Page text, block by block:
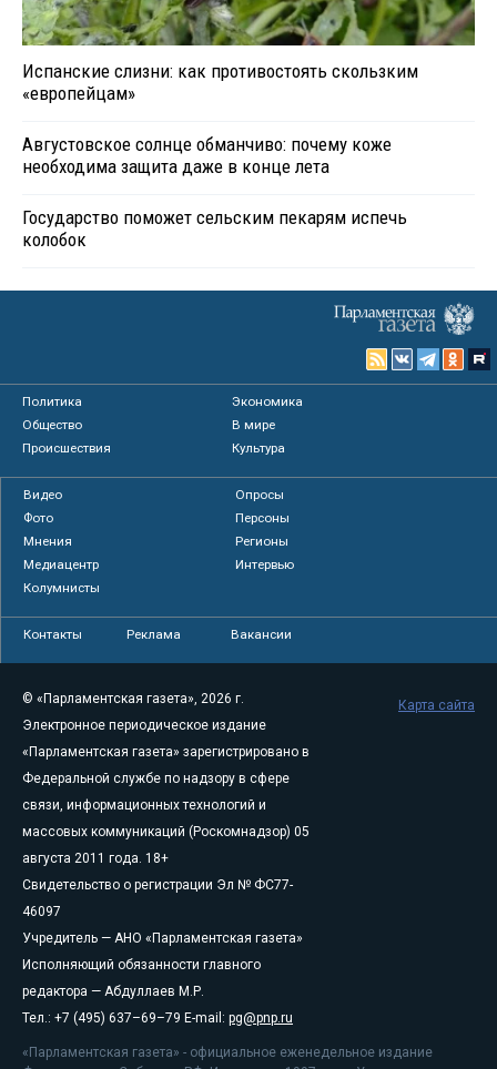
Испанские слизни: как противостоять скользким
«европейцам»
Августовское солнце обманчиво: почему коже
необходима защита даже в конце лета
Государство поможет сельским пекарям испечь
колобок
Политика
Экономика
Общество
В мире
Происшествия
Культура
Видео
Опросы
Фото
Персоны
Мнения
Регионы
Медиацентр
Интервью
Колумнисты
Контакты Реклама Вакансии
© «Парламентская газета», 2026 г.
Электронное периодическое издание
«Парламентская газета» зарегистрировано в
Федеральной службе по надзору в сфере
связи, информационных технологий и
массовых коммуникаций (Роскомнадзор) 05
августа 2011 года. 18+
Свидетельство о регистрации Эл № ФС77-
46097
Учредитель — АНО «Парламентская газета»
Исполняющий обязанности главного
редактора — Абдуллаев М.Р.
Тел.: +7 (495) 637–69–79 E-mail: pg@pnp.ru
«Парламентская газета» - официальное еженедельное издание
Карта сайта